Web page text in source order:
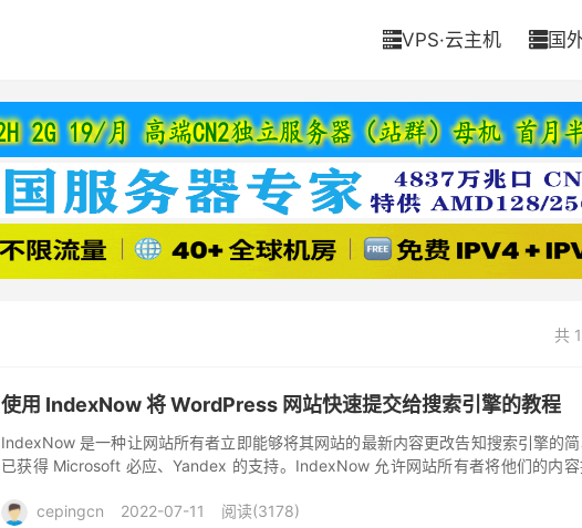
VPS·云主机 国
共
使用 IndexNow 将 WordPress 网站快速提交给搜索引擎的教程
IndexNow 是一种让网站所有者立即能够将其网站的最新内容更改告知搜索引擎的简
已获得 Microsoft 必应、Yandex 的支持。IndexNow 允许网站所有者将他们的内容
cepingcn
2022-07-11 阅读(3178)